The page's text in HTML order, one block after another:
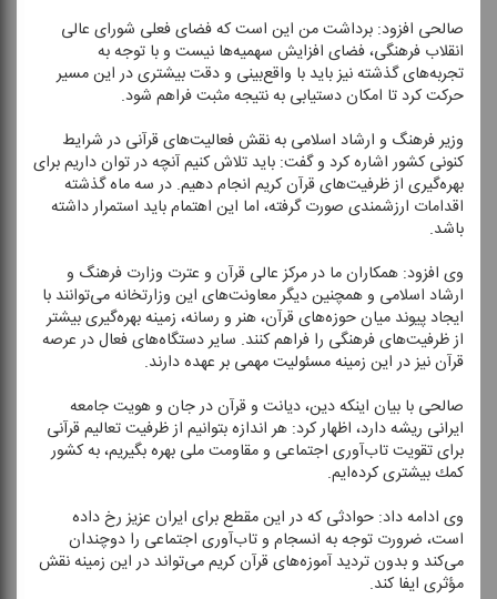
صالحی افزود: برداشت من این است كه فضای فعلی شورای عالی
انقلاب فرهنگی، فضای افزایش سهمیه‌ها نیست و با توجه به
تجربه‌های گذشته نیز باید با واقع‌بینی و دقت بیشتری در این مسیر
حركت كرد تا امكان دستیابی به نتیجه مثبت فراهم شود.
وزیر فرهنگ و ارشاد اسلامی به نقش فعالیت‌های قرآنی در شرایط
كنونی كشور اشاره كرد و گفت: باید تلاش كنیم آنچه در توان داریم برای
بهره‌گیری از ظرفیت‌های قرآن كریم انجام دهیم. در سه ماه گذشته
اقدامات ارزشمندی صورت گرفته، اما این اهتمام باید استمرار داشته
باشد.
وی افزود: همكاران ما در مركز عالی قرآن و عترت وزارت فرهنگ و
ارشاد اسلامی و همچنین دیگر معاونت‌های این وزارتخانه می‌توانند با
ایجاد پیوند میان حوزه‌های قرآن، هنر و رسانه، زمینه بهره‌گیری بیشتر
از ظرفیت‌های فرهنگی را فراهم كنند. سایر دستگاه‌های فعال در عرصه
قرآن نیز در این زمینه مسئولیت مهمی بر عهده دارند.
صالحی با بیان اینكه دین، دیانت و قرآن در جان و هویت جامعه
ایرانی ریشه دارد، اظهار كرد: هر اندازه بتوانیم از ظرفیت تعالیم قرآنی
برای تقویت تاب‌آوری اجتماعی و مقاومت ملی بهره بگیریم، به كشور
كمك بیشتری كرده‌ایم.
وی ادامه داد: حوادثی كه در این مقطع برای ایران عزیز رخ داده
است، ضرورت توجه به انسجام و تاب‌آوری اجتماعی را دوچندان
می‌كند و بدون تردید آموزه‌های قرآن كریم می‌تواند در این زمینه نقش
مؤثری ایفا كند.